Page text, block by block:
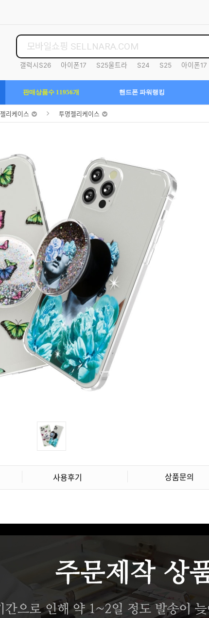
갤럭시S26 아이폰17 S25울트라 S24 S25
아이폰17
판매상품수 11956개 핸드폰 파워랭킹
젤리케이스 투명젤리케이스
사용후기 상품문의